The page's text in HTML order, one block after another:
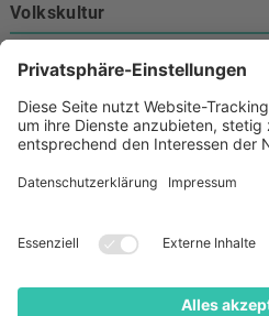
Volkskultur
80331 München
Kontakt
089 233-21172
volkskultur@muenchen.de
Volkskultur auf Facebook
VolkskulturVolkskultur